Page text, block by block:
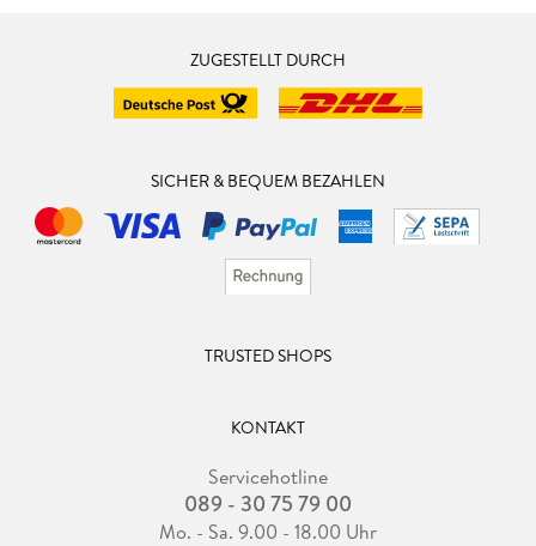
ZUGESTELLT DURCH
SICHER & BEQUEM BEZAHLEN
TRUSTED SHOPS
KONTAKT
Servicehotline
089 - 30 75 79 00
Mo. - Sa. 9.00 - 18.00 Uhr